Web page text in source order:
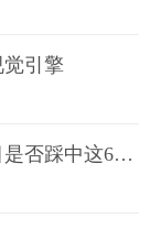
引擎
三维动画制作常见问题清单：你的项目是否踩中这6大技术雷区？